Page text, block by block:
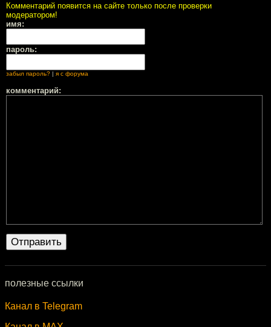
Комментарий появится на сайте только после проверки
модератором!
имя:
пароль:
забыл пароль? | я с форума
комментарий:
полезные ссылки
Канал в Telegram